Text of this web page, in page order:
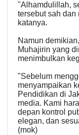
"Alhamdulillah,
tersebut sah dan
katanya.
Namun
Muhajirin yang
menimbulkan
"Sebelum
menyampaikan
Pendidikan di
media. Kami
depan kontrol
elegan, dan
(mok)